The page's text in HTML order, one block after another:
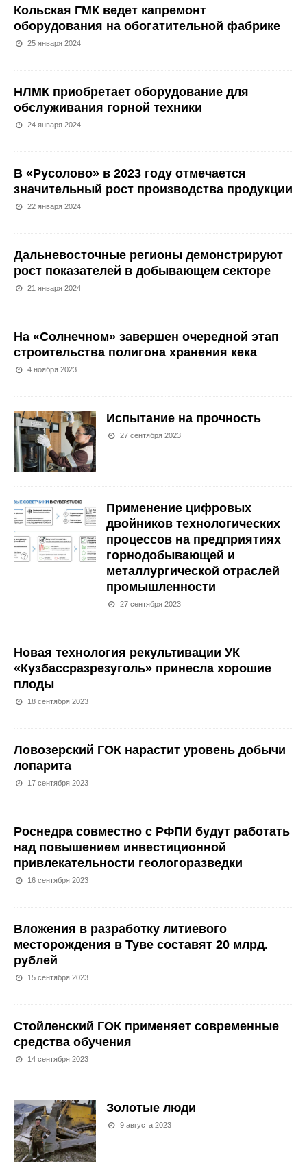
Кольская ГМК ведет капремонт
оборудования на обогатительной фабрике
25 января 2024
НЛМК приобретает оборудование для
обслуживания горной техники
24 января 2024
В «Русолово» в 2023 году отмечается
значительный рост производства продукции
22 января 2024
Дальневосточные регионы демонстрируют
рост показателей в добывающем секторе
21 января 2024
На «Солнечном» завершен очередной этап
строительства полигона хранения кека
4 ноября 2023
Испытание на прочность
27 сентября 2023
Применение цифровых
двойников технологических
процессов на предприятиях
горнодобывающей и
металлургической отраслей
промышленности
27 сентября 2023
Новая технология рекультивации УК
«Кузбассразрезуголь» принесла хорошие
плоды
18 сентября 2023
Ловозерский ГОК нарастит уровень добычи
лопарита
17 сентября 2023
Роснедра совместно с РФПИ будут работать
над повышением инвестиционной
привлекательности геологоразведки
16 сентября 2023
Вложения в разработку литиевого
месторождения в Туве составят 20 млрд.
рублей
15 сентября 2023
Стойленский ГОК применяет современные
средства обучения
14 сентября 2023
Золотые люди
9 августа 2023